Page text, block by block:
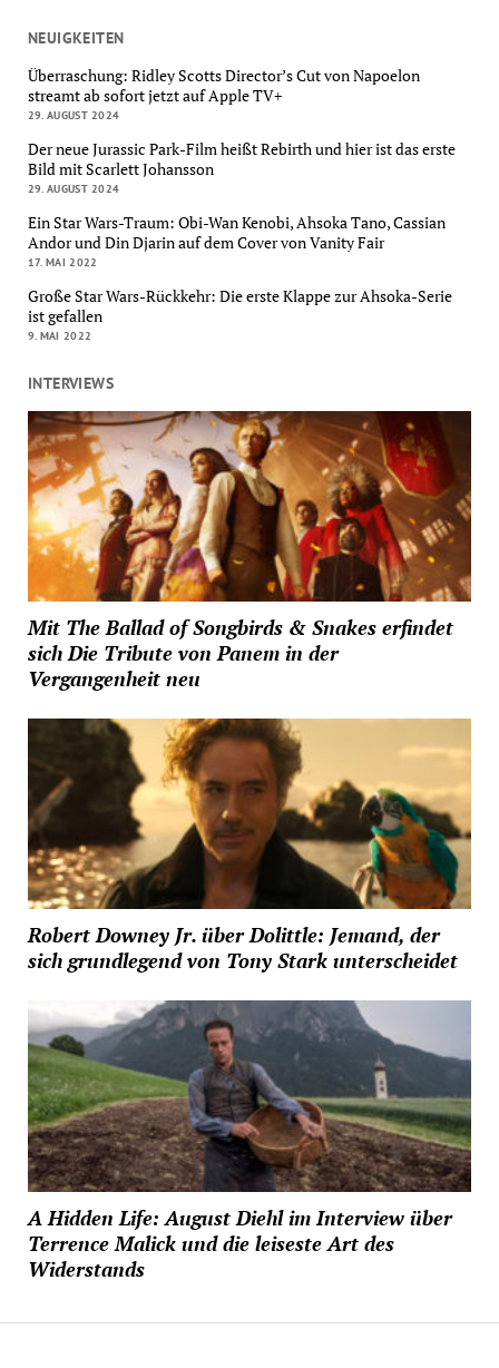
NEUIGKEITEN
Überraschung: Ridley Scotts Director’s Cut von Napoelon
streamt ab sofort jetzt auf Apple TV+
29. AUGUST 2024
Der neue Jurassic Park-Film heißt Rebirth und hier ist das erste
Bild mit Scarlett Johansson
29. AUGUST 2024
Ein Star Wars-Traum: Obi-Wan Kenobi, Ahsoka Tano, Cassian
Andor und Din Djarin auf dem Cover von Vanity Fair
17. MAI 2022
Große Star Wars-Rückkehr: Die erste Klappe zur Ahsoka-Serie
ist gefallen
9. MAI 2022
INTERVIEWS
Mit The Ballad of Songbirds & Snakes erfindet
sich Die Tribute von Panem in der
Vergangenheit neu
Robert Downey Jr. über Dolittle: Jemand, der
sich grundlegend von Tony Stark unterscheidet
A Hidden Life: August Diehl im Interview über
Terrence Malick und die leiseste Art des
Widerstands